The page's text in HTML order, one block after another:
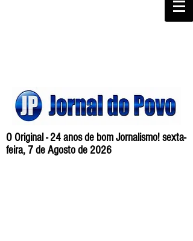
O Original - 24 anos de bom Jornalismo! sexta-
feira, 7 de Agosto de 2026